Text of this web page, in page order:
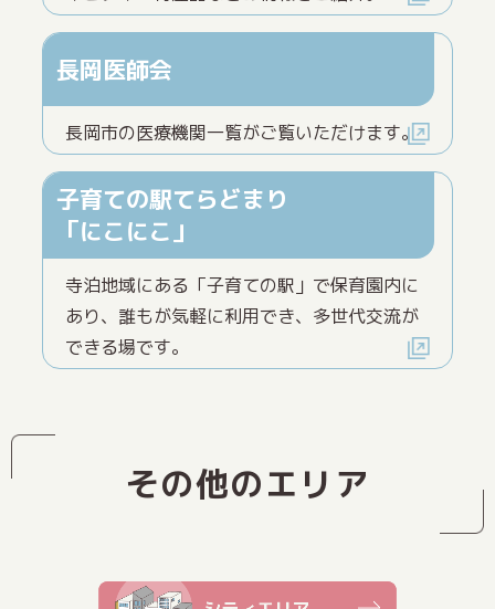
長岡医師会
長岡市の医療機関一覧がご覧いただけます。
子育ての駅てらどまり
「にこにこ」
寺泊地域にある「子育ての駅」で保育園内に
あり、誰もが気軽に利用でき、多世代交流が
できる場です。
その他のエリア